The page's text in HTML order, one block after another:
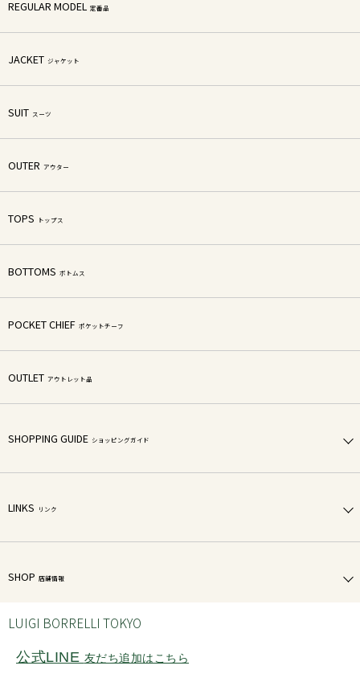
REGULAR MODEL 定番品
JACKET ジャケット
SUIT スーツ
OUTER アウター
TOPS トップス
BOTTOMS ボトムス
POCKET CHIEF ポケットチーフ
OUTLET アウトレット品
SHOPPING GUIDE ショッピングガイド
LINKS リンク
SHOP 店舗情報
LUIGI BORRELLI TOKYO
公式LINE 友だち追加はこちら